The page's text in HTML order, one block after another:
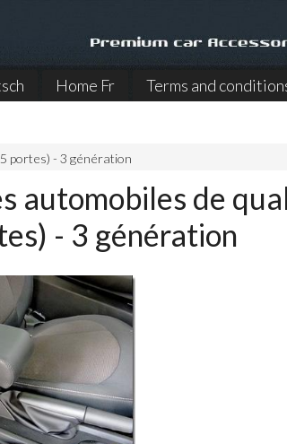
Home Fr Terms and
portes) - 3 génération
automobiles de
- 3 génération